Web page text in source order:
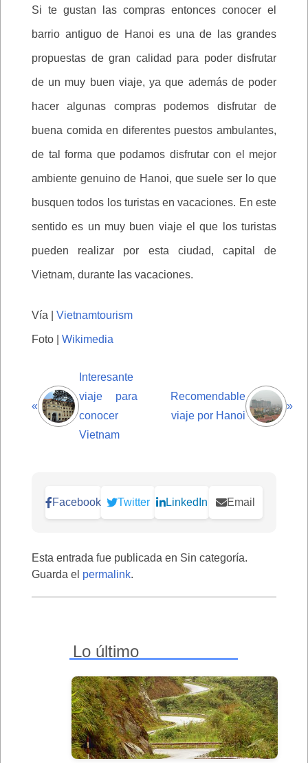
Si te gustan las compras entonces conocer el
barrio antiguo de Hanoi es una de las grandes
propuestas de gran calidad para poder disfrutar
de un muy buen viaje, ya que además de poder
hacer algunas compras podemos disfrutar de
buena comida en diferentes puestos ambulantes,
de tal forma que podamos disfrutar con el mejor
ambiente genuino de Hanoi, que suele ser lo que
busquen todos los turistas en vacaciones. En este
sentido es un muy buen viaje el que los turistas
pueden realizar por esta ciudad, capital de
Vietnam, durante las vacaciones.
Vía | Vietnamtourism
Foto | Wikimedia
«
Interesante
viaje para
conocer
Vietnam
Recomendable
viaje por Hanoi
»
Facebook Twitter LinkedIn Email
Esta entrada fue publicada en Sin categoría.
Guarda el permalink.
Lo último